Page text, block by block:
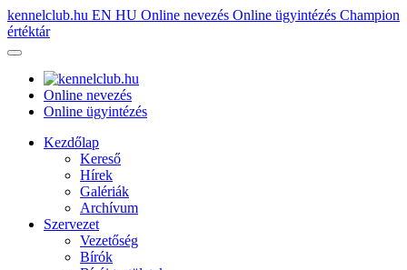
kennelclub.hu EN HU Online nevezés Online ügyintézés Champion
értéktár
Online nevezés
Online ügyintézés
Kezdőlap
Kereső
Hírek
Galériák
Archívum
Szervezet
Vezetőség
Bírók